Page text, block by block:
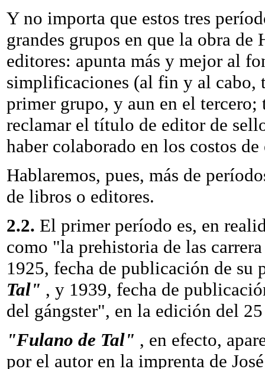
Y no importa que estos tres
grandes grupos en que la obra de
editores: apunta más y mejor al
simplificaciones (al fin y al cabo,
primer grupo, y aun en el tercero;
reclamar el título de editor de
haber colaborado en los costos
Hablaremos, pues, más de
de libros o editores.
2.2. El primer período es, en
como "la prehistoria de las
1925, fecha de publicación de
Tal" , y 1939, fecha de
del gángster", en la edición del
"Fulano de Tal" , en efecto,
por el autor en la imprenta de